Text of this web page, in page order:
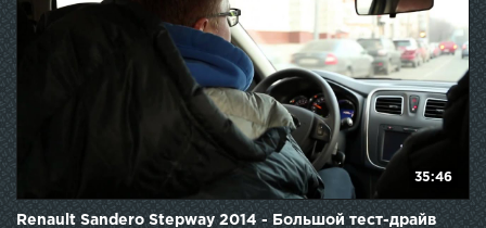
35:46
Renault Sandero Stepway 2014 - Большой тест-драйв